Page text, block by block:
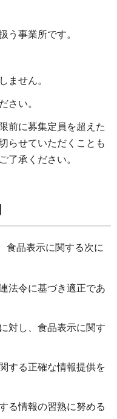
う事業所です。
ません。
さい。
前に募集定員を超えた
らせていただくことも
了承ください。
食品表示に関する次に
法令に基づき適正であ
対し、食品表示に関す
する正確な情報提供を
る情報の習熟に努める